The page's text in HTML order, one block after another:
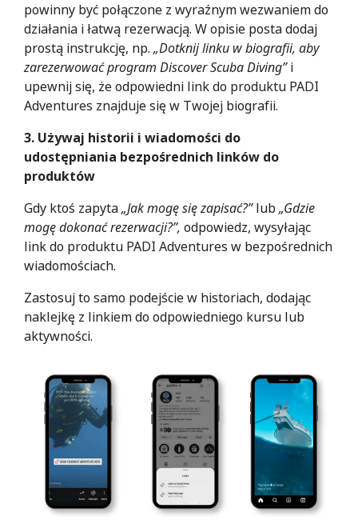
powinny być połączone z wyraźnym wezwaniem do
działania i łatwą rezerwacją. W opisie posta dodaj
prostą instrukcję, np. „Dotknij linku w biografii, aby
zarezerwować program Discover Scuba Diving”i
upewnij się, że odpowiedni link do produktu PADI
Adventures znajduje się w Twojej biografii.
3. Używaj historii i wiadomości do
udostępniania bezpośrednich linków do
produktów
Gdy ktoś zapyta„Jak mogę się zapisać?”lub„Gdzie
mogę dokonać rezerwacji?”, odpowiedz, wysyłając
link do produktu PADI Adventures w bezpośrednich
wiadomościach.
Zastosuj to samo podejście w historiach, dodając
naklejkę z linkiem do odpowiedniego kursu lub
aktywności.